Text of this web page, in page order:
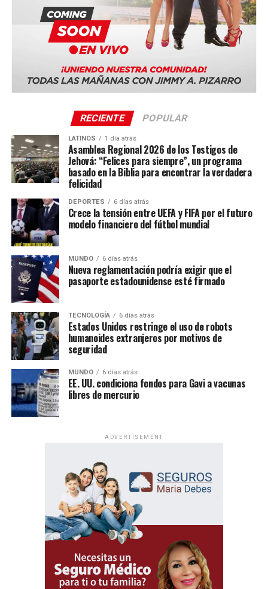
RECIENTE POPULAR
LATINOS 1 día atrás
Asamblea Regional 2026 de los Testigos de
Jehová: “Felices para siempre”, un programa
basado en la Biblia para encontrar la verdadera
felicidad
DEPORTES 6 días atrás
Crece la tensión entre UEFA y FIFA por el futuro
modelo financiero del fútbol mundial
MUNDO 6 días atrás
Nueva reglamentación podría exigir que el
pasaporte estadounidense esté firmado
TECNOLOGÍA 6 días atrás
Estados Unidos restringe el uso de robots
humanoides extranjeros por motivos de
seguridad
MUNDO 6 días atrás
EE. UU. condiciona fondos para Gavi a vacunas
libres de mercurio
ADVERTISEMENT